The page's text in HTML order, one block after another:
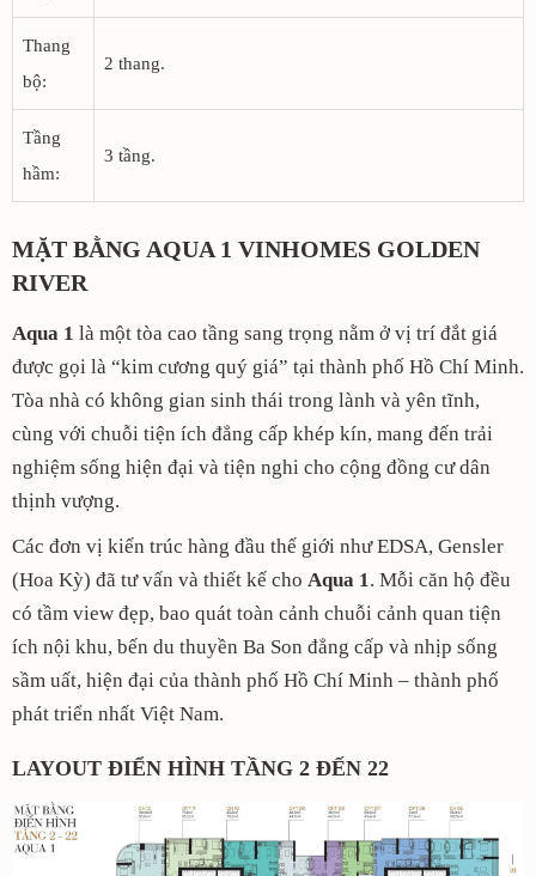
Thang
bộ:
2 thang.
Tầng
hầm:
3 tầng.
MẶT BẰNG AQUA 1 VINHOMES GOLDEN
RIVER
Aqua 1 là một tòa cao tầng sang trọng nằm ở vị trí đắt giá
được gọi là “kim cương quý giá” tại thành phố Hồ Chí Minh.
Tòa nhà có không gian sinh thái trong lành và yên tĩnh,
cùng với chuỗi tiện ích đẳng cấp khép kín, mang đến trải
nghiệm sống hiện đại và tiện nghi cho cộng đồng cư dân
thịnh vượng.
Các đơn vị kiến trúc hàng đầu thế giới như EDSA, Gensler
(Hoa Kỳ) đã tư vấn và thiết kế cho Aqua 1 . Mỗi căn hộ đều
có tầm view đẹp, bao quát toàn cảnh chuỗi cảnh quan tiện
ích nội khu, bến du thuyền Ba Son đẳng cấp và nhịp sống
sầm uất, hiện đại của thành phố Hồ Chí Minh – thành phố
phát triển nhất Việt Nam.
LAYOUT ĐIỂN HÌNH TẦNG 2 ĐẾN 22